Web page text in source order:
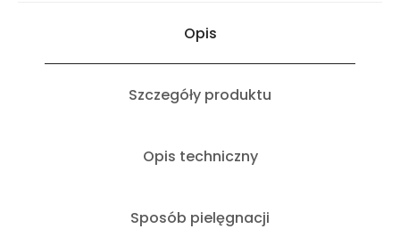
Opis
Szczegóły produktu
Opis techniczny
Sposób pielęgnacji